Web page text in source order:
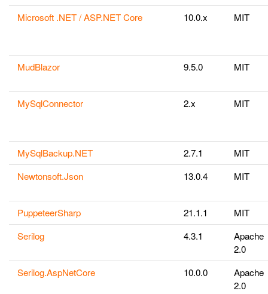
Microsoft .NET / ASP.NET Core
10.0.x MIT
MudBlazor 9.5.0 MIT
MySqlConnector 2.x MIT
MySqlBackup.NET 2.7.1
MIT
Newtonsoft.Json
13.0.4 MIT
PuppeteerSharp 21.1.1
MIT
Serilog
4.3.1
Apache
2.0
Serilog.AspNetCore
10.0.0
Apache
2.0